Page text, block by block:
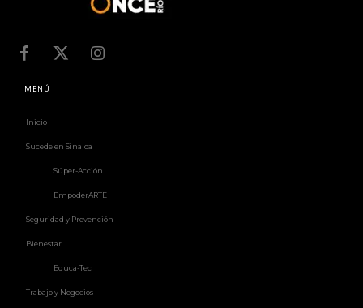
MENÚ
Inicio
Sucede en Sinaloa
Súper-Acción
EmpoderARTE
Seguridad y Prevención
Bienestar
Educa-Tec
Trabajo y Negocios